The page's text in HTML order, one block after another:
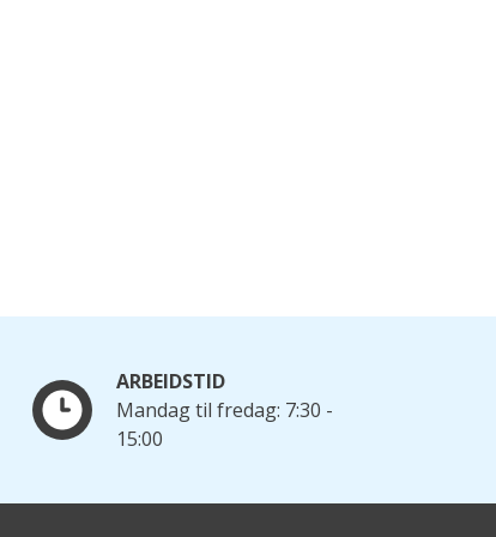
ARBEIDSTID
Mandag til fredag: 7:30 -
15:00